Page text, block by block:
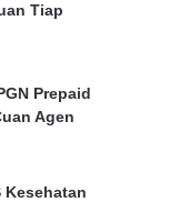
Tiap
Prepaid
Agen
Kesehatan